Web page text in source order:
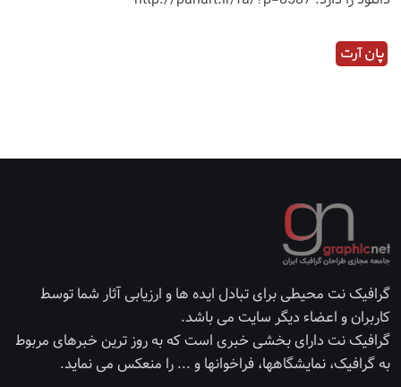
پان آرت
گرافیک نت محیطی برای تبادل ایده ها و ارزیابی آثار شما توسط
کاربران و اعضاء دیگر سایت می باشد.
گرافیک نت دارای بخشی خبری است که به روز ترین خبرهای مربوط
به گرافیک، نمایشگاهها، فراخوانها و ... را منعکس می نماید.